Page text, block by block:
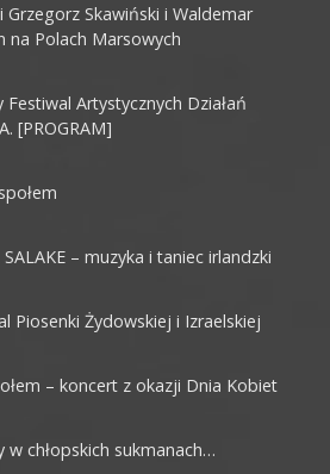
Grzegorz Skawiński i Waldemar
na Polach Marsowych
Artystycznych Działań
[PROGRAM]
– muzyka i taniec irlandzki
Piosenki Żydowskiej i Izraelskiej
– koncert z okazji Dnia Kobiet
w chłopskich sukmanach…